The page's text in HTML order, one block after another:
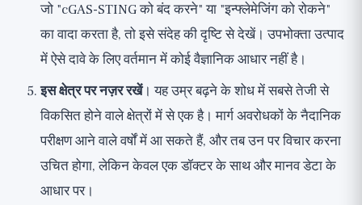
जो "cGAS-STING को बंद करने" या "इन्फ्लेमेजिंग को रोकने"
का वादा करता है, तो इसे संदेह की दृष्टि से देखें। उपभोक्ता उत्पाद
में ऐसे दावे के लिए वर्तमान में कोई वैज्ञानिक आधार नहीं है।
इस क्षेत्र पर नज़र रखें। यह उम्र बढ़ने के शोध में सबसे तेजी से
विकसित होने वाले क्षेत्रों में से एक है। मार्ग अवरोधकों के नैदानिक
परीक्षण आने वाले वर्षों में आ सकते हैं, और तब उन पर विचार करना
उचित होगा, लेकिन केवल एक डॉक्टर के साथ और मानव डेटा के
आधार पर।